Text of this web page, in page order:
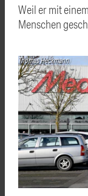
Weil er mit
Menschen
Thomas Heckmann